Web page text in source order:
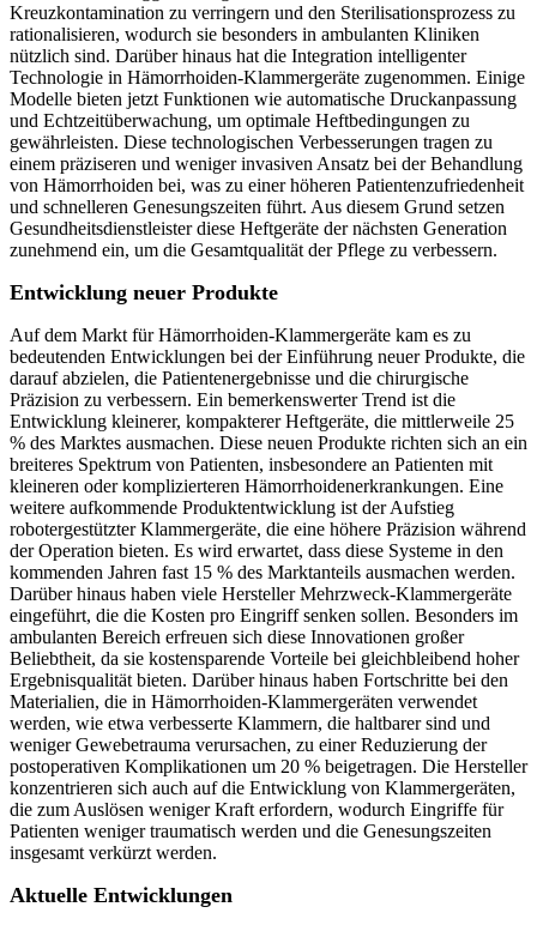
Kreuzkontamination zu verringern und den Sterilisationsprozess zu
rationalisieren, wodurch sie besonders in ambulanten Kliniken
nützlich sind. Darüber hinaus hat die Integration intelligenter
Technologie in Hämorrhoiden-Klammergeräte zugenommen. Einige
Modelle bieten jetzt Funktionen wie automatische Druckanpassung
und Echtzeitüberwachung, um optimale Heftbedingungen zu
gewährleisten. Diese technologischen Verbesserungen tragen zu
einem präziseren und weniger invasiven Ansatz bei der Behandlung
von Hämorrhoiden bei, was zu einer höheren Patientenzufriedenheit
und schnelleren Genesungszeiten führt. Aus diesem Grund setzen
Gesundheitsdienstleister diese Heftgeräte der nächsten Generation
zunehmend ein, um die Gesamtqualität der Pflege zu verbessern.
Entwicklung neuer Produkte
Auf dem Markt für Hämorrhoiden-Klammergeräte kam es zu
bedeutenden Entwicklungen bei der Einführung neuer Produkte, die
darauf abzielen, die Patientenergebnisse und die chirurgische
Präzision zu verbessern. Ein bemerkenswerter Trend ist die
Entwicklung kleinerer, kompakterer Heftgeräte, die mittlerweile 25
% des Marktes ausmachen. Diese neuen Produkte richten sich an ein
breiteres Spektrum von Patienten, insbesondere an Patienten mit
kleineren oder komplizierteren Hämorrhoidenerkrankungen. Eine
weitere aufkommende Produktentwicklung ist der Aufstieg
robotergestützter Klammergeräte, die eine höhere Präzision während
der Operation bieten. Es wird erwartet, dass diese Systeme in den
kommenden Jahren fast 15 % des Marktanteils ausmachen werden.
Darüber hinaus haben viele Hersteller Mehrzweck-Klammergeräte
eingeführt, die die Kosten pro Eingriff senken sollen. Besonders im
ambulanten Bereich erfreuen sich diese Innovationen großer
Beliebtheit, da sie kostensparende Vorteile bei gleichbleibend hoher
Ergebnisqualität bieten. Darüber hinaus haben Fortschritte bei den
Materialien, die in Hämorrhoiden-Klammergeräten verwendet
werden, wie etwa verbesserte Klammern, die haltbarer sind und
weniger Gewebetrauma verursachen, zu einer Reduzierung der
postoperativen Komplikationen um 20 % beigetragen. Die Hersteller
konzentrieren sich auch auf die Entwicklung von Klammergeräten,
die zum Auslösen weniger Kraft erfordern, wodurch Eingriffe für
Patienten weniger traumatisch werden und die Genesungszeiten
insgesamt verkürzt werden.
Aktuelle Entwicklungen